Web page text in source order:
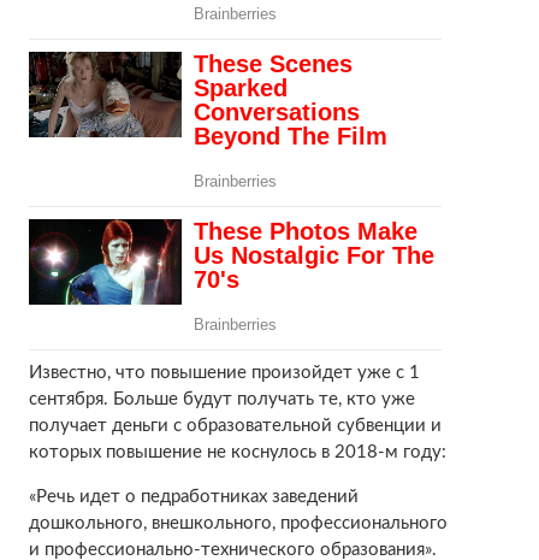
Известно, что повышение произойдет уже с 1
сентября. Больше будут получать те, кто уже
получает деньги с образовательной субвенции и
которых повышение не коснулось в 2018-м году:
«Речь идет о педработниках заведений
дошкольного, внешкольного, профессионального
и профессионально-технического образования».